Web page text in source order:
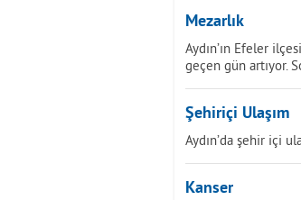
Mezarlık
Aydın’ın Efeler
geçen gün artıyor.
Şehiriçi Ulaşım
Aydın’da şehir içi
Kanser